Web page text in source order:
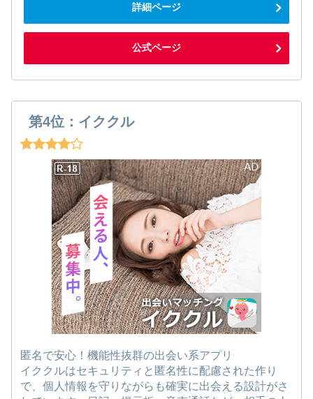
詳細ページ
公式ページ
第4位：イククル
匿名で安心！機能性抜群の出会い系アプリ
イククルはセキュリティと匿名性に配慮された作り
で、個人情報を守りながらも確実に出会える設計がさ